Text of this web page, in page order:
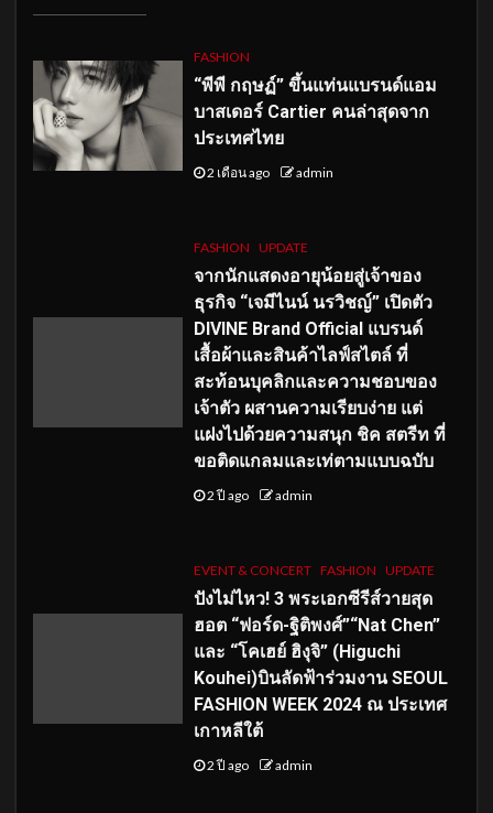
FASHION
“พีพี กฤษฏ์” ขึ้นแท่นแบรนด์แอม
บาสเดอร์ Cartier คนล่าสุดจาก
ประเทศไทย
2 เดือน ago admin
FASHION UPDATE
จากนักแสดงอายุน้อยสู่เจ้าของ
ธุรกิจ “เจมีไนน์ นรวิชญ์” เปิดตัว
DIVINE Brand Official แบรนด์
เสื้อผ้าและสินค้าไลฟ์สไตล์ ที่
สะท้อนบุคลิกและความชอบของ
เจ้าตัว ผสานความเรียบง่าย แต่
แฝงไปด้วยความสนุก ชิค สตรีท ที่
ขอติดแกลมและเท่ตามแบบฉบับ
2 ปี ago admin
EVENT & CONCERT FASHION UPDATE
ปังไม่ไหว! 3 พระเอกซีรีส์วายสุด
ฮอต “ฟอร์ด-ฐิติพงศ์”“Nat Chen”
และ “โคเฮย์ ฮิงุจิ” (Higuchi
Kouhei)บินลัดฟ้าร่วมงาน SEOUL
FASHION WEEK 2024 ณ ประเทศ
เกาหลีใต้
2 ปี ago admin